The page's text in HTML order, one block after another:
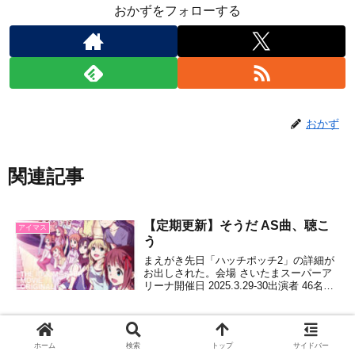
おかずをフォローする
おかず
関連記事
アイマス
【定期更新】そうだ AS曲、聴こ
う
まえがき先日「ハッチポッチ2」の詳細が
お出しされた。会場 さいたまスーパーア
リーナ開催日 2025.3.29-30出演者 46名と
AS全員参戦とはたまげたな。あなた達、
この後もっとエグイのあるんじゃない...
アイマス
令和も6年経つらしいけど、僕は
『DREAM』の話がしたいです
ホーム 検索 トップ サイドバー